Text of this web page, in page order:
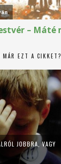
MÁR EZT A CIKKET?
JOBBRA, VAGY